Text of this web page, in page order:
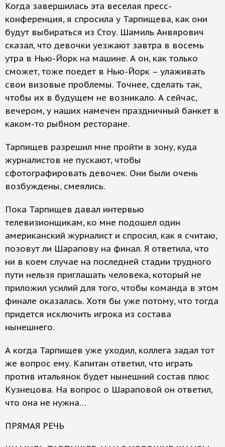
Когда завершилась эта веселая пресс-
конференция, я спросила у Тарпищева, как они
будут выбираться из Стоу. Шамиль Анвярович
сказал, что девочки уезжают завтра в восемь
утра в Нью-Йорк на машине. А он, как только
сможет, тоже поедет в Нью-Йорк – улаживать
свои визовые проблемы. Точнее, сделать так,
чтобы их в будущем не возникало. А сейчас,
вечером, у наших намечен праздничный банкет в
каком-то рыбном ресторане.
Тарпищев разрешил мне пройти в зону, куда
журналистов не пускают, чтобы
сфотографировать девочек. Они были очень
возбуждены, смеялись.
Пока Тарпищев давал интервью
телевизионщикам, ко мне подошел один
американский журналист и спросил, как я считаю,
позовут ли Шарапову на финал. Я ответила, что
ни в коем случае на последней стадии трудного
пути нельзя приглашать человека, который не
приложил усилий для того, чтобы команда в этом
финале оказалась. Хотя бы уже потому, что тогда
придется исключить игрока из состава
нынешнего.
А когда Тарпищев уже уходил, коллега задал тот
же вопрос ему. Капитан ответил, что играть
против итальянок будет нынешний состав плюс
Кузнецова. На вопрос о Шараповой он ответил,
что она не нужна…
ПРЯМАЯ РЕЧЬ